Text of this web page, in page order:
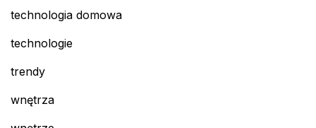
technologia domowa
technologie
trendy
wnętrza